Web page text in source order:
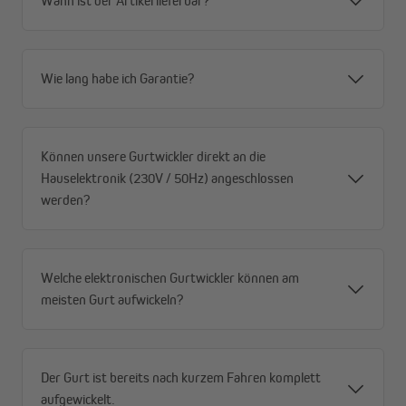
Wie lang habe ich Garantie?
Können unsere Gurtwickler direkt an die
Hauselektronik (230V / 50Hz) angeschlossen
werden?
Welche elektronischen Gurtwickler können am
meisten Gurt aufwickeln?
Der Gurt ist bereits nach kurzem Fahren komplett
aufgewickelt.